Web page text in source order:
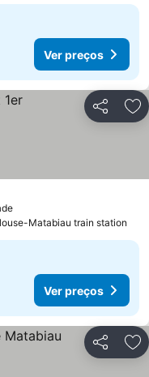
Ver preços
Partilhar
Matabiau train station
Ver preços
Partilhar